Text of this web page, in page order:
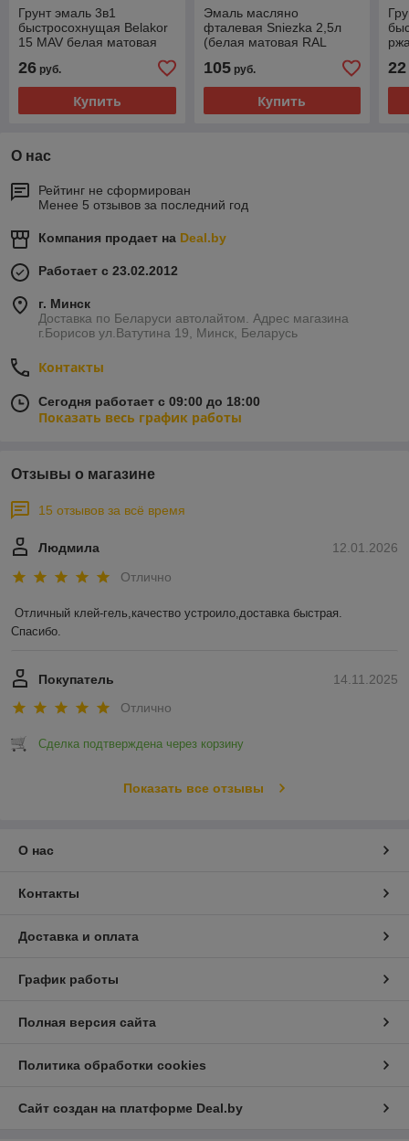
Грунт эмаль 3в1
быстросохнущая Belakor
15 MAV белая матовая
26 руб.
Купить
Эмаль масляно
фталевая Sniezka 2,5л
(белая матовая RAL
105руб.
Купить
22
О нас
Рейтинг не сформирован
Менее 5 отзывов за последний год
Компания продает на Deal.by
Работает с 23.02.2012
г. Минск
Доставка по Беларуси автолайтом. Адрес магазина
г.Борисов ул.Ватутина 19, Минск, Беларусь
Контакты
Сегодня работает с 09:00 до 18:00
Показать весь график работы
Отзывы о магазине
15 отзывов за всё время
12.01.2026
Людмила
Отлично
Отличный клей-гель,качество устроило,доставка быстрая.
Спасибо.
14.11.2025
Покупатель
Отлично
Сделка подтверждена через корзину
Показать все отзывы
О нас
Контакты
Доставка и оплата
График работы
Полная версия сайта
Политика обработки cookies
Сайт создан на платформе Deal.by